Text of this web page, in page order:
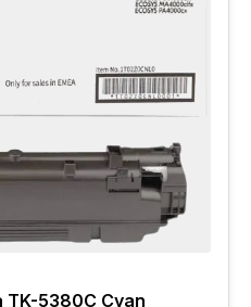
TK-5380C Cyan